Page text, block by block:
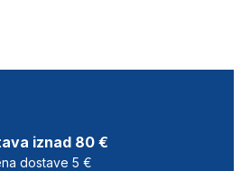
iznad 80 €
dostave 5 €